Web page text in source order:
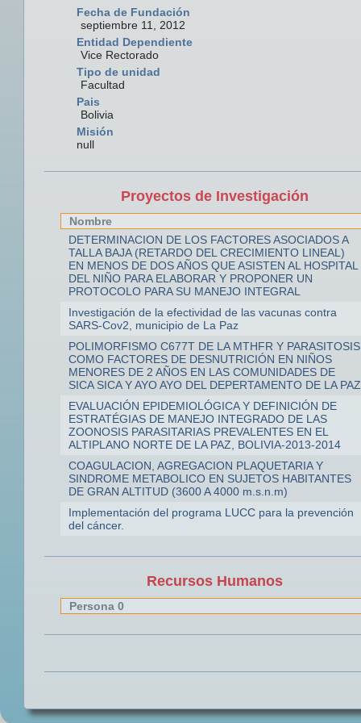
Fecha de Fundación
septiembre 11, 2012
Entidad Dependiente
Vice Rectorado
Tipo de unidad
Facultad
Pais
Bolivia
Misión
null
Proyectos de Investigación
Nombre
DETERMINACION DE LOS FACTORES ASOCIADOS A
TALLA BAJA (RETARDO DEL CRECIMIENTO LINEAL)
EN MENOS DE DOS AÑOS QUE ASISTEN AL HOSPITAL
DEL NIÑO PARA ELABORAR Y PROPONER UN
PROTOCOLO PARA SU MANEJO INTEGRAL
Investigación de la efectividad de las vacunas contra
SARS-Cov2, municipio de La Paz
POLIMORFISMO C677T DE LA MTHFR Y PARASITOSIS
COMO FACTORES DE DESNUTRICIÓN EN NIÑOS
MENORES DE 2 AÑOS EN LAS COMUNIDADES DE
SICA SICA Y AYO AYO DEL DEPERTAMENTO DE LA PAZ
EVALUACIÓN EPIDEMIOLÓGICA Y DEFINICIÓN DE
ESTRATÉGIAS DE MANEJO INTEGRADO DE LAS
ZOONOSIS PARASITARIAS PREVALENTES EN EL
ALTIPLANO NORTE DE LA PAZ, BOLIVIA-2013-2014
COAGULACION, AGREGACION PLAQUETARIA Y
SINDROME METABOLICO EN SUJETOS HABITANTES
DE GRAN ALTITUD (3600 A 4000 m.s.n.m)
Implementación del programa LUCC para la prevención
del cáncer.
Recursos Humanos
Persona 0